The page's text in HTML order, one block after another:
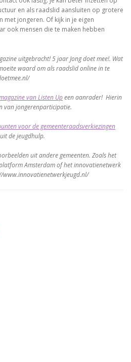
en als raadslid aansluiten op grotere
met jongeren. Of kijk in je eigen
ook mensen die te maken hebben
uitgebracht! 5 jaar Jong doet mee!. Wat
waard om als raadslid online in te
van Listen Upeen aanrader! Hierin
van jongerenparticipatie.
voor de gemeenteraadsverkiezingen
de jeugdhulp.
uit andere gemeenten. Zoals het
Amsterdam of het innovatienetwerk